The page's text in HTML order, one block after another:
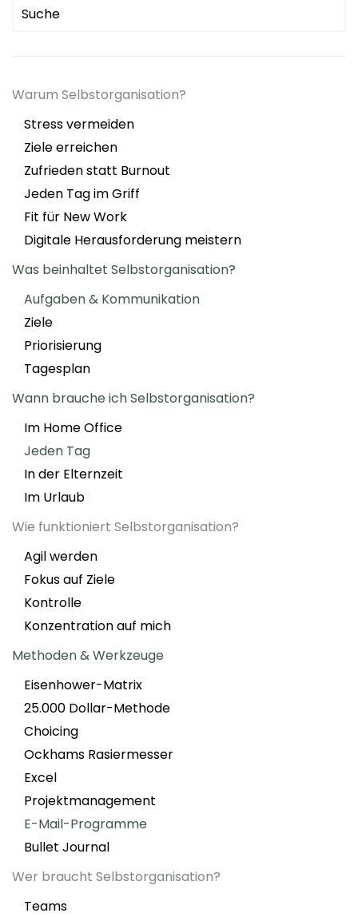
Warum Selbstorganisation?
Stress vermeiden
Ziele erreichen
Zufrieden statt Burnout
Jeden Tag im Griff
Fit für New Work
Digitale Herausforderung meistern
Was beinhaltet Selbstorganisation?
Aufgaben & Kommunikation
Ziele
Priorisierung
Tagesplan
Wann brauche ich Selbstorganisation?
Im Home Office
Jeden Tag
In der Elternzeit
Im Urlaub
Wie funktioniert Selbstorganisation?
Agil werden
Fokus auf Ziele
Kontrolle
Konzentration auf mich
Methoden & Werkzeuge
Eisenhower-Matrix
25.000 Dollar-Methode
Choicing
Ockhams Rasiermesser
Excel
Projektmanagement
E-Mail-Programme
Bullet Journal
Wer braucht Selbstorganisation?
Teams